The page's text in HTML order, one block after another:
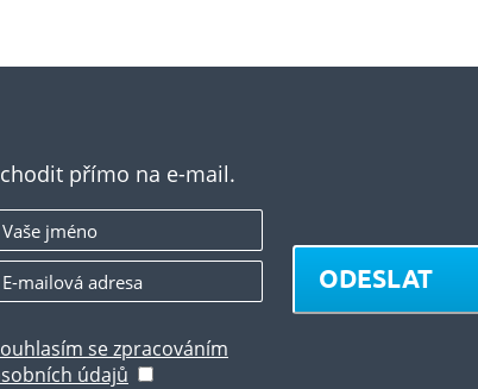
přímo na e-mail.
se zpracováním
údajů
ODESLAT